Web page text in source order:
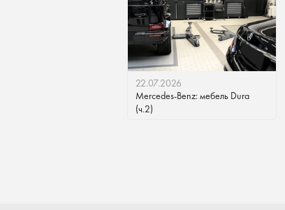
22.07.2026
Mercedes-Benz: мебель Dura
(ч.2)